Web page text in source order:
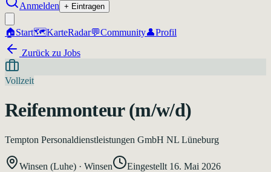
Anmelden + Eintragen
🏠Start🗺️KarteRadar💬Community👤Profil
Zurück zu Jobs
Vollzeit
Reifenmonteur (m/w/d)
Tempton Personaldienstleistungen GmbH NL Lüneburg
Winsen (Luhe) · Winsen Eingestellt 16. Mai 2026